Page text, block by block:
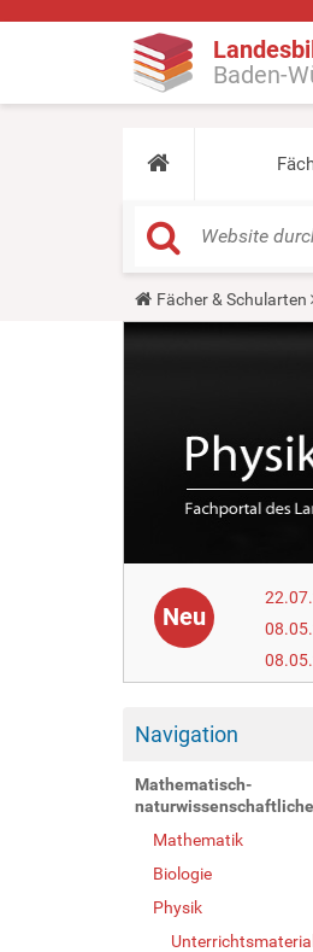
Baden-
Y
o
Fächer & Schularten
Neu
Navigation
Mathematisch-
Mathematik
Biologie
Physik